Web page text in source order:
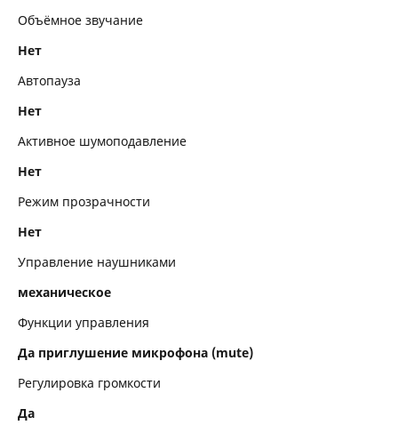
Объёмное звучание
Нет
Автопауза
Нет
Активное шумоподавление
Нет
Режим прозрачности
Нет
Управление наушниками
механическое
Функции управления
Да приглушение микрофона (mute)
Регулировка громкости
Да